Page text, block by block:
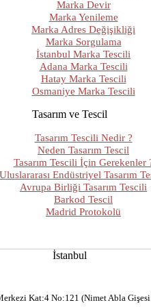
Marka Devir
Marka Yenileme
Marka Adres Değişikliği
Marka Sorgulama
İstanbul Marka Tescili
Adana Marka Tescili
Hatay Marka Tescili
Osmaniye Marka Tescili
Tasarım ve Tescil
Tasarım Tescili Nedir ?
Neden Tasarım Tescil
Tasarım Tescili İçin Gerekenler
Uluslararası Endüstriyel Tasarım
Avrupa Birliği Tasarım Tescili
Barkod Tescil
Madrid Protokolü
İstanbul
Kat:4 No:121 (Nimet Abla